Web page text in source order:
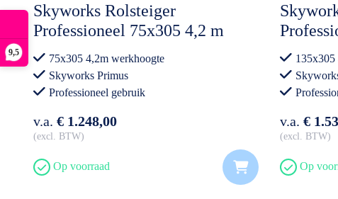
9,5
Skyworks Rolsteiger
Professioneel 75x305 4,2 m
werkhoogte Enkele
Voorloopleuning
75x305 4,2m werkhoogte
Skyworks Primus
Professioneel gebruik
v.a. € 1.248,00
excl. BTW
Op voorraad
v.a. €
excl. BTW
Op